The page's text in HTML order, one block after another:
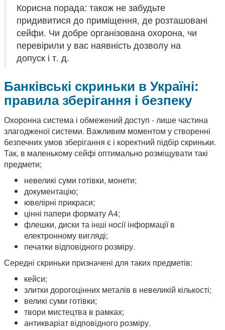
Корисна порада: також не забудьте
придивитися до приміщення, де розташовані
сейфи. Чи добре організована охорона, чи
перевірили у вас наявність дозволу на
допуск і т. д.
Банківські скриньки в Україні:
правила зберігання і безпеку
Охоронна система і обмежений доступ - лише частина
злагодженої системи. Важливим моментом у створенні
безпечних умов зберігання є і коректний підбір скриньки.
Так, в маленькому сейфі оптимально розміщувати такі
предмети;
невеликі суми готівки, монети;
документацію;
ювелірні прикраси;
цінні папери формату А4;
флешки, диски та інші носії інформації в
електронному вигляді;
печатки відповідного розміру.
Середні скриньки призначені для таких предметів:
кейси;
злитки дорогоцінних металів в невеликій кількості;
великі суми готівки;
твори мистецтва в рамках;
антикваріат відповідного розміру.